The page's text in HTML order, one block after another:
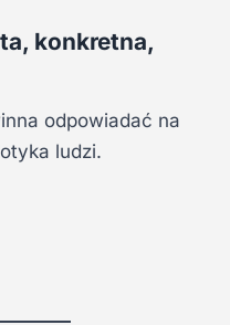
konkretna,
odpowiadać na
ludzi.